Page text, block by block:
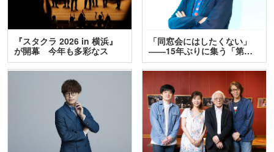
『スタクラ 2026 in 横浜』
が開幕 今年も多彩なス
テ…
「同窓会にはしたくない」
――15年ぶりに集う「第…